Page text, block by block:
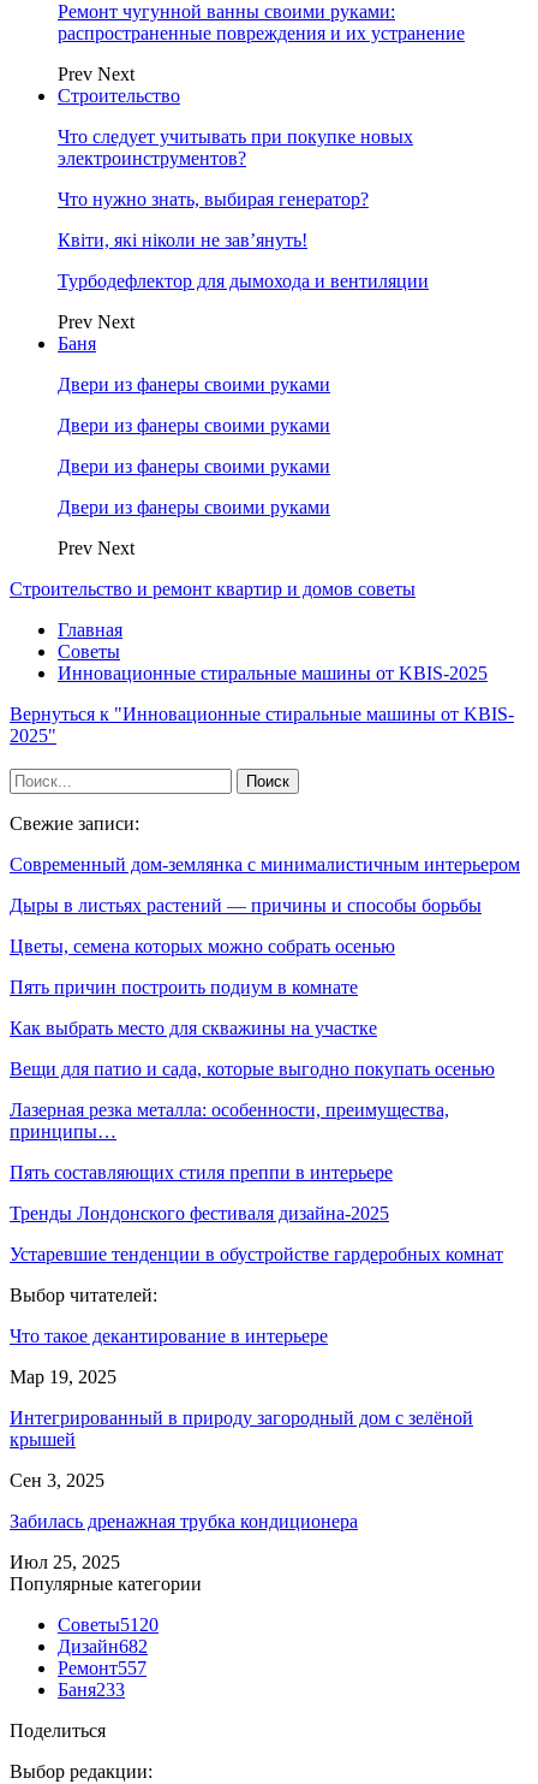
Ремонт чугунной ванны своими руками:
распространенные повреждения и их устранение
Prev Next
Строительство
Что следует учитывать при покупке новых
электроинструментов?
Что нужно знать, выбирая генератор?
Квіти, які ніколи не зав’януть!
Турбодефлектор для дымохода и вентиляции
Prev Next
Баня
Двери из фанеры своими руками
Двери из фанеры своими руками
Двери из фанеры своими руками
Двери из фанеры своими руками
Prev Next
Строительство и ремонт квартир и домов советы
Главная
Советы
Инновационные стиральные машины от KBIS-2025
Вернуться к "Инновационные стиральные машины от KBIS-
2025"
Свежие записи:
Современный дом-землянка с минималистичным интерьером
Дыры в листьях растений — причины и способы борьбы
Цветы, семена которых можно собрать осенью
Пять причин построить подиум в комнате
Как выбрать место для скважины на участке
Вещи для патио и сада, которые выгодно покупать осенью
Лазерная резка металла: особенности, преимущества,
принципы…
Пять составляющих стиля преппи в интерьере
Тренды Лондонского фестиваля дизайна-2025
Устаревшие тенденции в обустройстве гардеробных комнат
Выбор читателей:
Что такое декантирование в интерьере
Мар 19, 2025
Интегрированный в природу загородный дом с зелёной
крышей
Сен 3, 2025
Забилась дренажная трубка кондиционера
Июл 25, 2025
Популярные категории
Советы5120
Дизайн682
Ремонт557
Баня233
Поделиться
Выбор редакции: